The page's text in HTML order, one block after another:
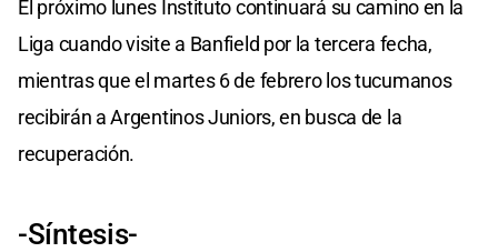
El próximo lunes Instituto continuará su camino en la
Liga cuando visite a Banfield por la tercera fecha,
mientras que el martes 6 de febrero los tucumanos
recibirán a Argentinos Juniors, en busca de la
recuperación.
-Síntesis-